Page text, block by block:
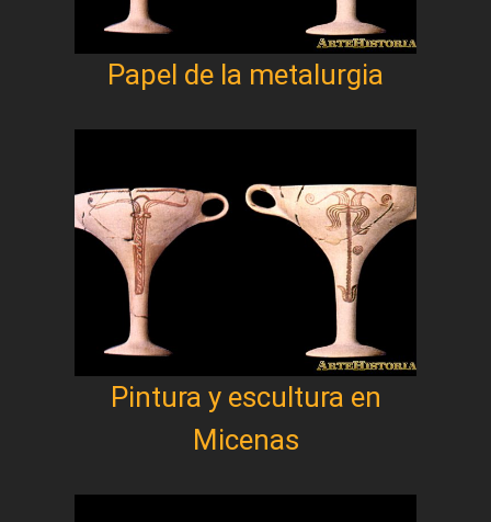
Papel de la metalurgia
Pintura y escultura en
Micenas